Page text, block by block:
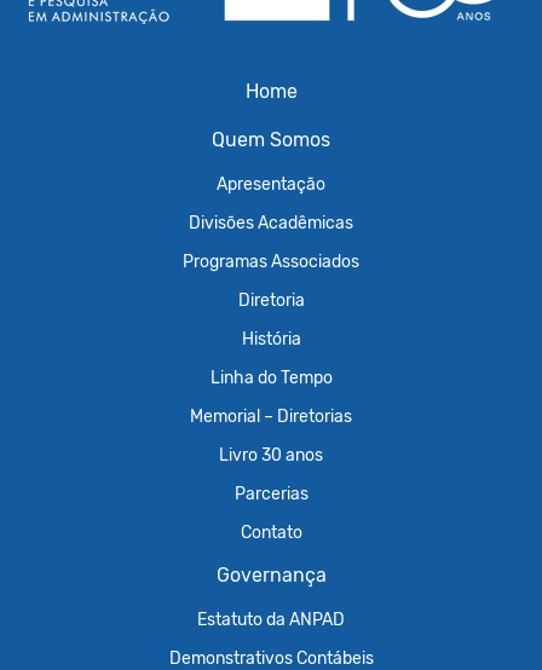
Home
Quem Somos
Apresentação
Divisões Acadêmicas
Programas Associados
Diretoria
História
Linha do Tempo
Memorial – Diretorias
Livro 30 anos
Parcerias
Contato
Governança
Estatuto da ANPAD
Demonstrativos Contábeis